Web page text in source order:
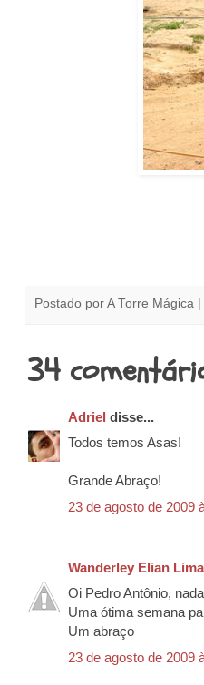
Postado por A Torre Mágica
34
Adriel disse...
Todos temos Asas!
Grande Abraço!
23 de agosto de 2009
Wanderley Elian Lima
Oi Pedro Antônio,
Uma ótima semana
Um abraço
23 de agosto de 2009